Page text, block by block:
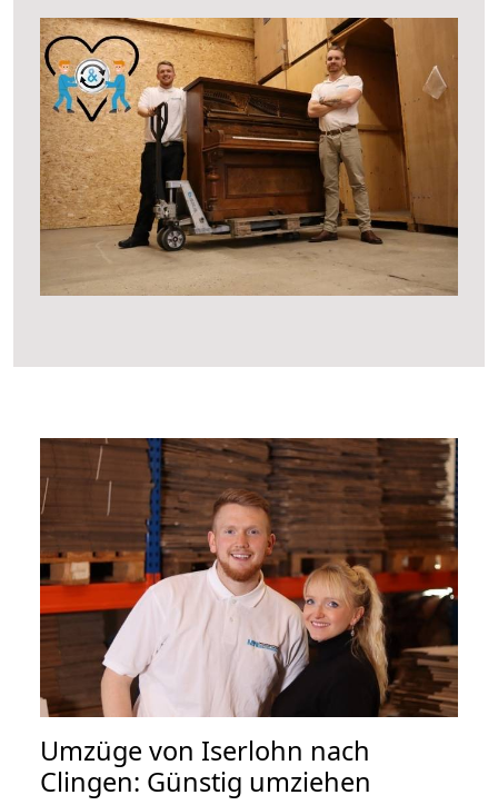
Umzüge von Iserlohn nach
Clingen: Günstig umziehen